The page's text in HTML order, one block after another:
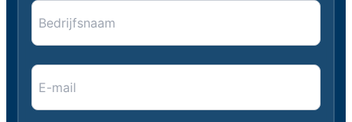
Bedrijfsnaam
E-
mail
**